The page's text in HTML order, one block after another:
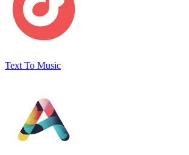
Text To Music